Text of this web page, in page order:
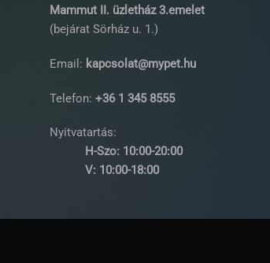
Mammut II. üzletház 3.emelet
(bejárat Sörház u. 1.)
Email: kapcsolat@mypet.hu
Telefon: +36 1 345 8555
Nyitvatartás:
H-Szo: 10:00-20:00
V: 10:00-18:00